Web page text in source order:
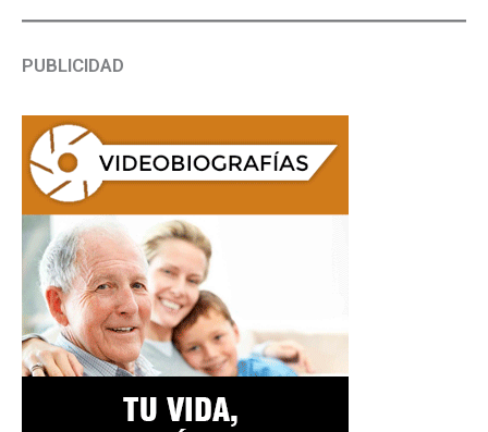
PUBLICIDAD